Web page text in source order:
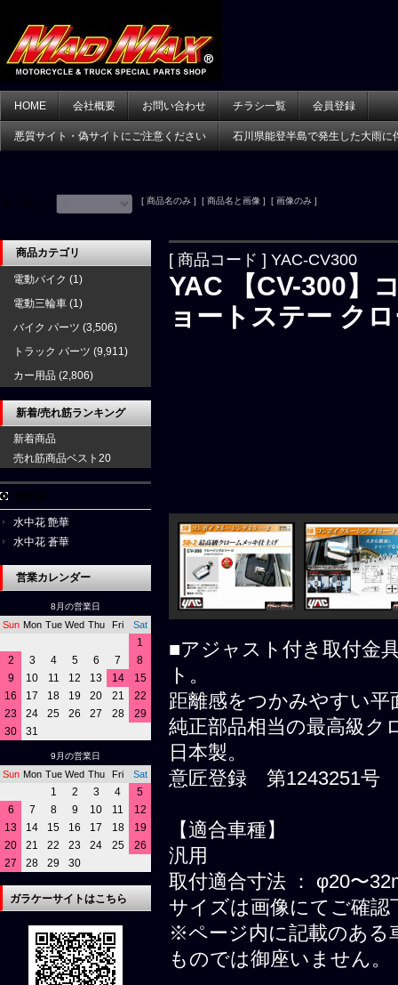
HOME 会社概要 お問い合わせ チラシ一覧 会員登録
悪質サイト・偽サイトにご注意ください 石川県能登半島で発生した大雨に
[ 商品名のみ ] [ 商品名と画像 ] [ 画像のみ ]
[ 商品コード ] YAC-CV300
YAC 【CV-300】
ョートステー ク
■アジャスト付き取付金
ト。
距離感をつかみやすい平
純正部品相当の最高級ク
日本製。
意匠登録 第1243251号
【適合車種】
汎用
取付適合寸法 ： φ20〜
サイズは画像にてご確認
※ページ内に記載のある
ものでは御座いません。
商品カテゴリ
電動バイク (1)
電動三輪車 (1)
バイク パーツ (3,506)
トラック パーツ (9,911)
カー用品 (2,806)
新着/売れ筋ランキング
新着商品
売れ筋商品ベスト20
水中花 艶華
水中花 蒼華
営業カレンダー
8月の営業日
Sun Mon Tue Wed Thu Fri Sat
1
2
3 4 5 6 7
8
9
10 11 12 13 14
15
16
17 18 19 20 21
22
23
24 25 26 27 28
29
30
31
9月の営業日
Sun Mon Tue Wed Thu Fri Sat
1 2 3 4
5
6
7 8 9 10 11
12
13
14 15 16 17 18
19
20
21 22 23 24 25
26
27
28 29 30
ガラケーサイトはこちら